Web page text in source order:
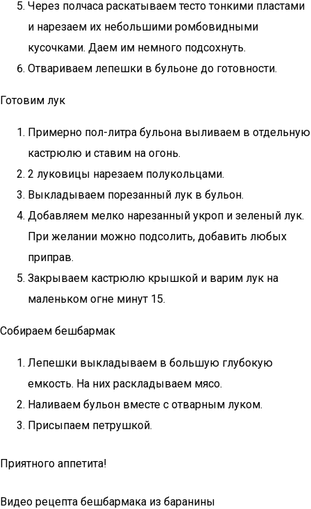
Через полчаса раскатываем тесто тонкими пластами
и нарезаем их небольшими ромбовидными
кусочками. Даем им немного подсохнуть.
Отвариваем лепешки в бульоне до готовности.
Готовим лук
Примерно пол-литра бульона выливаем в отдельную
кастрюлю и ставим на огонь.
2 луковицы нарезаем полукольцами.
Выкладываем порезанный лук в бульон.
Добавляем мелко нарезанный укроп и зеленый лук.
При желании можно подсолить, добавить любых
приправ.
Закрываем кастрюлю крышкой и варим лук на
маленьком огне минут 15.
Собираем бешбармак
Лепешки выкладываем в большую глубокую
емкость. На них раскладываем мясо.
Наливаем бульон вместе с отварным луком.
Присыпаем петрушкой.
Приятного аппетита!
Видео рецепта бешбармака из баранины